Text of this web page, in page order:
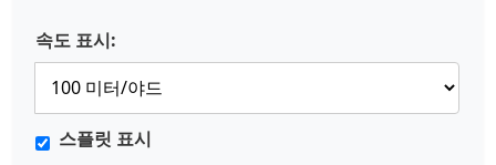
속도 표시:
스플릿 표시